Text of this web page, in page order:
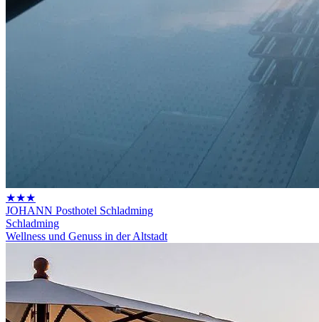
★★★
JOHANN Posthotel Schladming
Schladming
Wellness und Genuss in der Altstadt